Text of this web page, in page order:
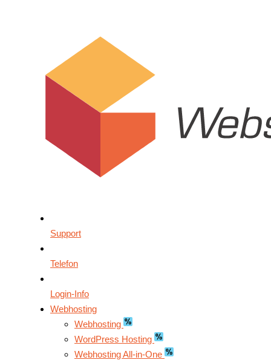
Support
Telefon
Login-Info
Webhosting
Webhosting
WordPress Hosting
Webhosting All-in-One